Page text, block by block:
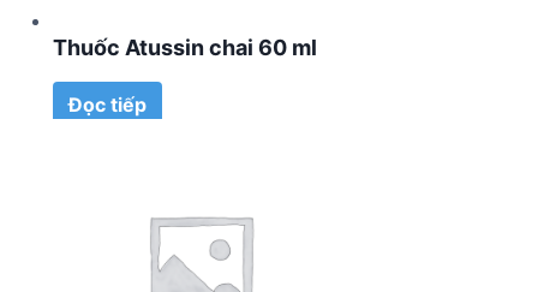
Thuốc Atussin chai 60 ml
Đọc tiếp